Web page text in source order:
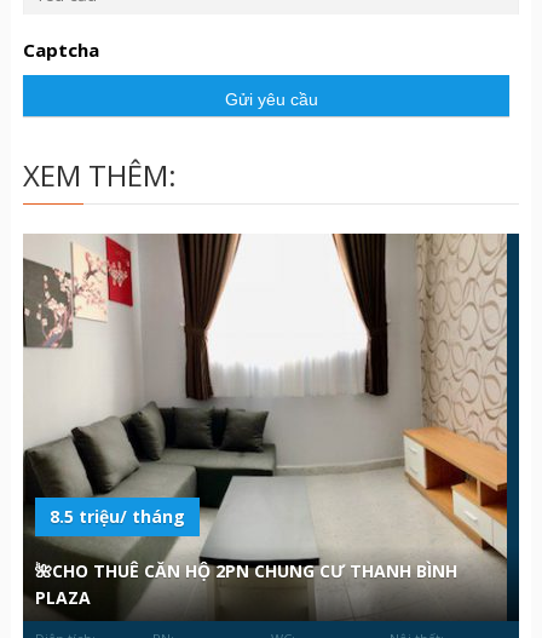
c
ầ
Captcha
XEM THÊM:
8.5 triệu/ tháng
🌺CHO THUÊ CĂN HỘ 2PN CHUNG CƯ THANH BÌNH
PLAZA